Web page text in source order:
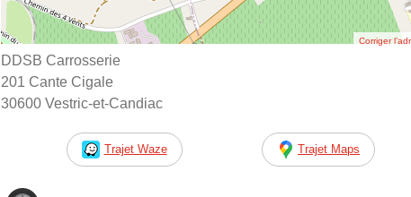
Corriger
DDSB Carrosserie
201 Cante Cigale
30600 Vestric-et-Candiac
Trajet Waze Trajet Maps